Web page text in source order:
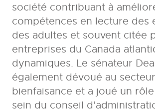
société contribuant à
compétences en lecture des
des adultes et souvent citée
entreprises du Canada
dynamiques. Le sénateur
également dévoué au
bienfaisance et a joué un
sein du conseil